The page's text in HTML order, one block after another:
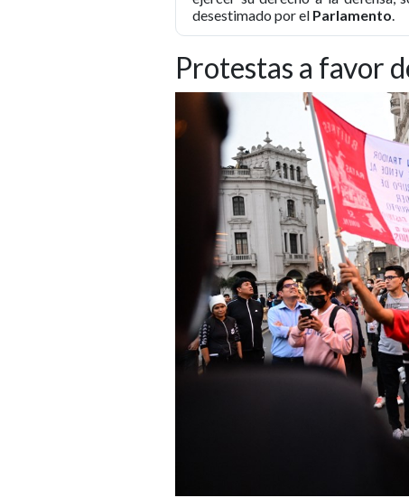
desestimado por el Parlamento.
Protestas a favor